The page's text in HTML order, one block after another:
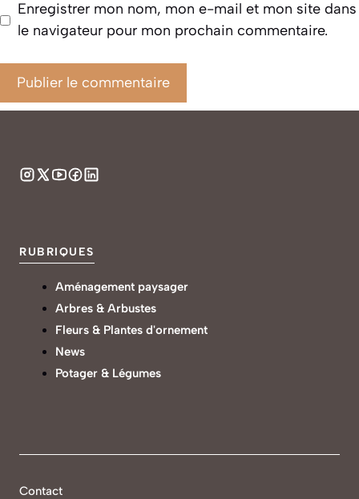
Enregistrer mon nom, mon e-mail et mon site dans
le navigateur pour mon prochain commentaire.
RUBRIQUES
Aménagement paysager
Arbres & Arbustes
Fleurs & Plantes d'ornement
News
Potager & Légumes
Contact